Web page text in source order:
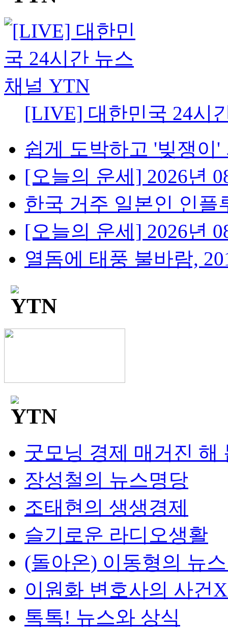
[LIVE] 대한민국 24시
쉽게 도박하고 '빚쟁이'
[오늘의 운세] 2026년
한국 거주 일본인 인플
[오늘의 운세] 2026년
열돔에 태풍 불바람,
굿모닝 경제 매거진 해
장성철의 뉴스명당
조태현의 생생경제
슬기로운 라디오생활
(돌아온) 이동형의 뉴
이원화 변호사의 사건
톡톡! 뉴스와 상식